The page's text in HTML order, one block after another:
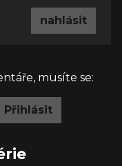
nahlásit
musíte se:
Přihlásit